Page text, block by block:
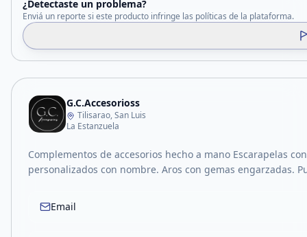
¿Detectaste un problema?
Enviá un reporte si este producto infringe las políticas de la plataforma.
G.C.Accesorioss
Tilisarao, San Luis
La Estanzuela
Complementos de accesorios hecho a mano Escarapelas
personalizados con nombre. Aros con gemas engarzadas.
Email